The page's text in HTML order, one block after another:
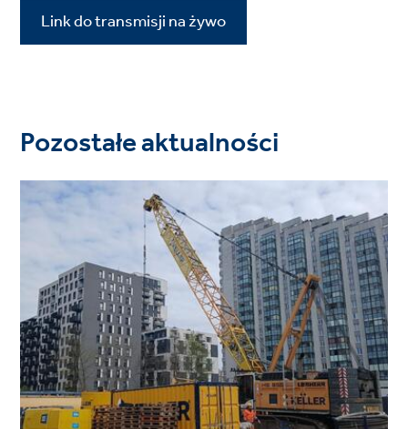
Link do transmisji na żywo
Pozostałe aktualności